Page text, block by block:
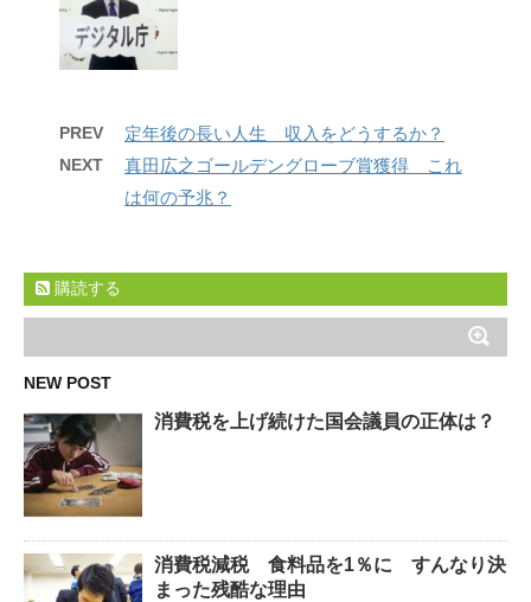
PREV 定年後の長い人生 収入をどうするか？
NEXT
真田広之ゴールデングローブ賞獲得 これ
は何の予兆？
購読する
NEW POST
消費税を上げ続けた国会議員の正体は？
消費税減税 食料品を1％に すんなり決
まった残酷な理由